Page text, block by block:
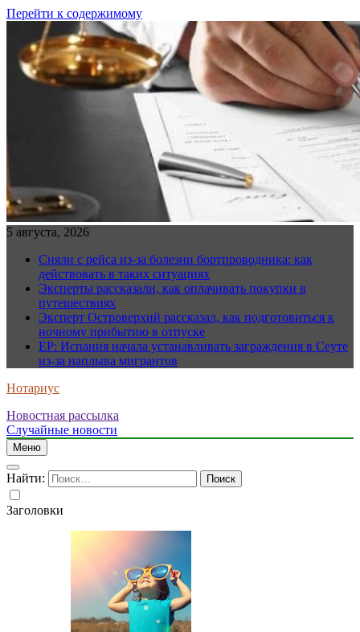
Перейти к содержимому
5 августа, 2026
Сняли с рейса из-за болезни бортпроводника: как
действовать в таких ситуациях
Эксперты рассказали, как оплачивать покупки в
путешествиях
Эксперт Островерхий рассказал, как подготовиться к
ночному прибытию в отпуске
EP: Испания начала устанавливать заграждения в Сеуте
из-за наплыва мигрантов
Нотариус
Новостная рассылка
Случайные новости
Меню
Найти:
Заголовки